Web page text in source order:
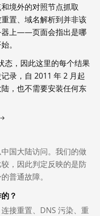
境外的对照节点抓取
置、域名解析到并非该
器上——页面会指出是哪
。
态，因此这里的每个结果
录，自 2011 年 2 月起
，也不需要安装任何东
国大陆访问。我们的做
，因此判定反映的是防
普通故障。
？
接重置、DNS 污染、重